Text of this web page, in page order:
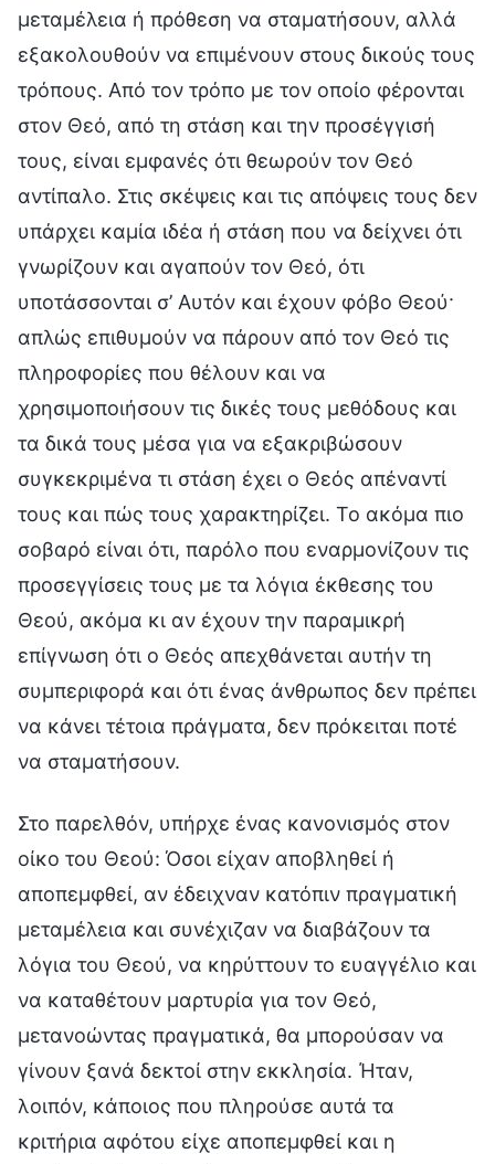
μεταμέλεια ή πρόθεση να σταματήσουν, αλλά
εξακολουθούν να επιμένουν στους δικούς τους
τρόπους. Από τον τρόπο με τον οποίο φέρονται
στον Θεό, από τη στάση και την προσέγγισή
τους, είναι εμφανές ότι θεωρούν τον Θεό
αντίπαλο. Στις σκέψεις και τις απόψεις τους δεν
υπάρχει καμία ιδέα ή στάση που να δείχνει ότι
γνωρίζουν και αγαπούν τον Θεό, ότι
υποτάσσονται σ’ Αυτόν και έχουν φόβο Θεού·
απλώς επιθυμούν να πάρουν από τον Θεό τις
πληροφορίες που θέλουν και να
χρησιμοποιήσουν τις δικές τους μεθόδους και
τα δικά τους μέσα για να εξακριβώσουν
συγκεκριμένα τι στάση έχει ο Θεός απέναντί
τους και πώς τους χαρακτηρίζει. Το ακόμα πιο
σοβαρό είναι ότι, παρόλο που εναρμονίζουν τις
προσεγγίσεις τους με τα λόγια έκθεσης του
Θεού, ακόμα κι αν έχουν την παραμικρή
επίγνωση ότι ο Θεός απεχθάνεται αυτήν τη
συμπεριφορά και ότι ένας άνθρωπος δεν πρέπει
να κάνει τέτοια πράγματα, δεν πρόκειται ποτέ
να σταματήσουν.
Στο παρελθόν, υπήρχε ένας κανονισμός στον
οίκο του Θεού: Όσοι είχαν αποβληθεί ή
αποπεμφθεί, αν έδειχναν κατόπιν πραγματική
μεταμέλεια και συνέχιζαν να διαβάζουν τα
λόγια του Θεού, να κηρύττουν το ευαγγέλιο και
να καταθέτουν μαρτυρία για τον Θεό,
μετανοώντας πραγματικά, θα μπορούσαν να
γίνουν ξανά δεκτοί στην εκκλησία. Ήταν,
λοιπόν, κάποιος που πληρούσε αυτά τα
κριτήρια αφότου είχε αποπεμφθεί και η